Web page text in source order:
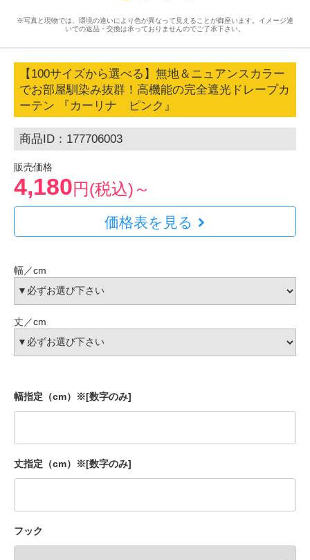
※写真と現物では、環境の違いにより色が異なって見えることが御座います。イメージ違
いでの返品・交換は承っておりませんのでご了承下さい。
【100サイズから選べる】無地＆ニュアンスカラー
でお部屋馴染み抜群！高機能の完全遮光ドレープカ
ーテン 『カーリナ ピンク』
商品ID：177706003
販売価格
4,180円(税込)～
価格表を見る
幅／cm
丈／cm
幅指定（cm）※[数字のみ]
丈指定（cm）※[数字のみ]
フック